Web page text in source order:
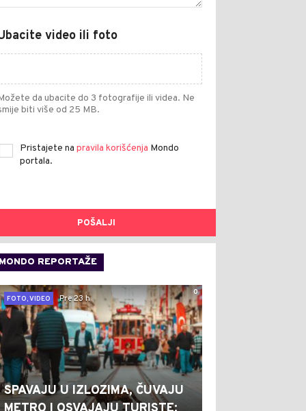
video ili foto
da ubacite do 3 fotografije ili videa. Ne
biti više od 25 MB.
Pristajete na pravila korišćenja Mondo
portala.
POŠALJI
MONDO REPORTAŽE
0
FOTO, VIDEO
Pre 23 h
SPAVAJU U IZLOZIMA, ČUVAJU